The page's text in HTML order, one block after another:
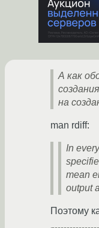
А как
на
man rdiff:
In
mean
output
Поэтому